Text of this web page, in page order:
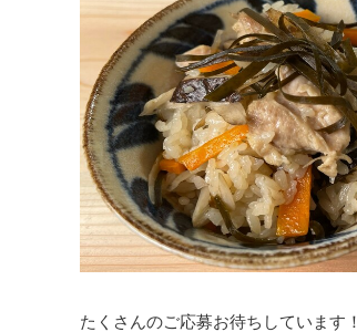
たくさんのご応募お待ちしています！